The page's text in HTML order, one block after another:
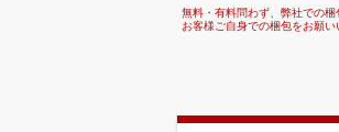
無料・有料問わず、弊社での
お客様ご自身での梱包をお願い